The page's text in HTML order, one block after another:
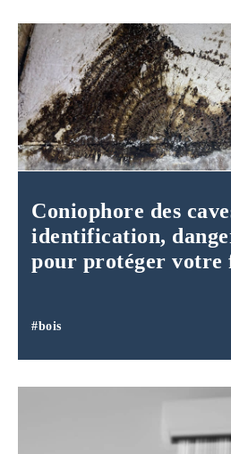
Coniophore des
identification,
pour protéger votre
#bois